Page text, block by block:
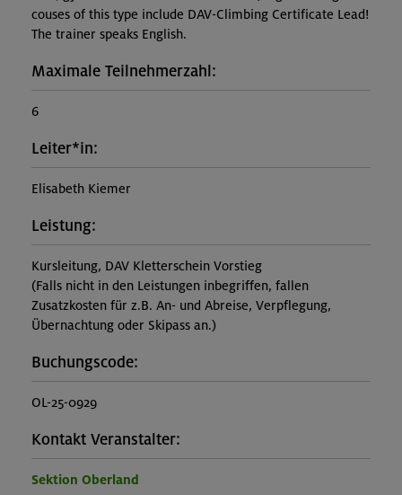
couses of this type include DAV-Climbing Certificate Lead!
The trainer speaks English.
Maximale Teilnehmerzahl:
6
Leiter*in:
Elisabeth Kiemer
Leistung:
Kursleitung, DAV Kletterschein Vorstieg
(Falls nicht in den Leistungen inbegriffen, fallen
Zusatzkosten für z.B. An- und Abreise, Verpflegung,
Übernachtung oder Skipass an.)
Buchungscode:
OL-25-0929
Kontakt Veranstalter:
Sektion Oberland